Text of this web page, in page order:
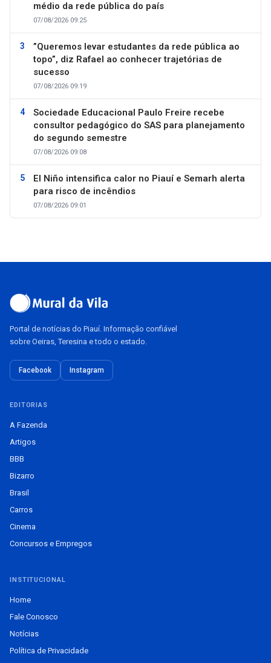
médio da rede pública do país
07/08/2026 09:25
”Queremos levar estudantes da rede pública ao
topo”, diz Rafael ao conhecer trajetórias de
sucesso
07/08/2026 09:19
Sociedade Educacional Paulo Freire recebe
consultor pedagógico do SAS para planejamento
do segundo semestre
07/08/2026 09:08
El Niño intensifica calor no Piauí e Semarh alerta
para risco de incêndios
07/08/2026 09:01
Portal de notícias do Piauí. Informação confiável
sobre Oeiras, Teresina e todo o estado.
Facebook Instagram
EDITORIAS
A Fazenda
Artigos
BBB
Bizarro
Brasil
Carros
Cinema
Concursos e Empregos
INSTITUCIONAL
Home
Fale Conosco
Notícias
Política de Privacidade